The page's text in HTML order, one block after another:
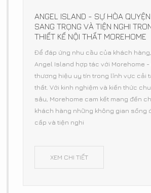
ANGEL ISLAND - SỰ HÒA
SANG TRỌNG VÀ TIỆN NGHI
THIẾT KẾ NỘI THẤT MOREHOME
Để đáp ứng nhu cầu của khách
Angel Island hợp tác với Morehome -
thương hiệu uy tín trong lĩnh vực cải
thất. Với kinh nghiệm và kiến thức
sâu, Morehome cam kết mang đến
khách hàng những không gian sống
cấp và tiện nghi
XEM CHI TIẾT